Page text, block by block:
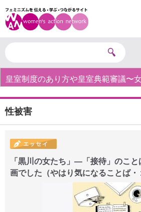
皇室制度のあり方や皇室典範審議〜
性被害
「黒川の女たち」―「接待」のこ
画でした（やはり気になることば